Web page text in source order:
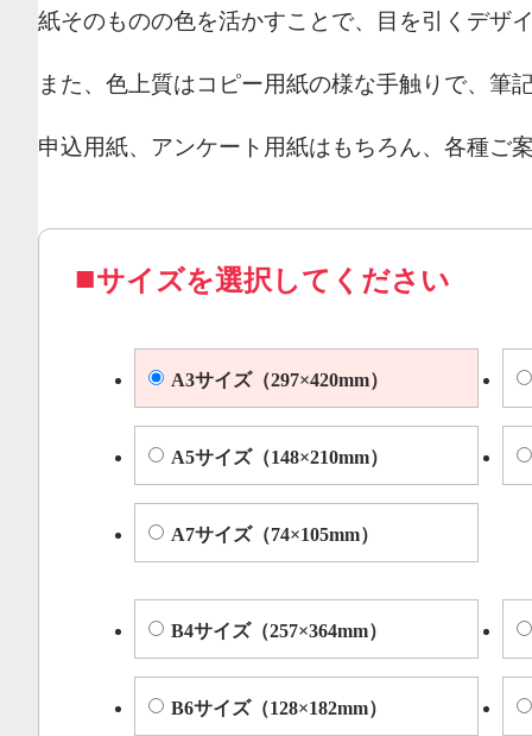
紙そのものの色を活かすことで、目を引くデザ
また、色上質はコピー用紙の様な手触りで、筆
申込用紙、アンケート用紙はもちろん、各種ご
サイズを選択してください
A3サイズ（297×420mm）
A5サイズ（148×210mm）
A7サイズ（74×105mm）
B4サイズ（257×364mm）
B6サイズ（128×182mm）